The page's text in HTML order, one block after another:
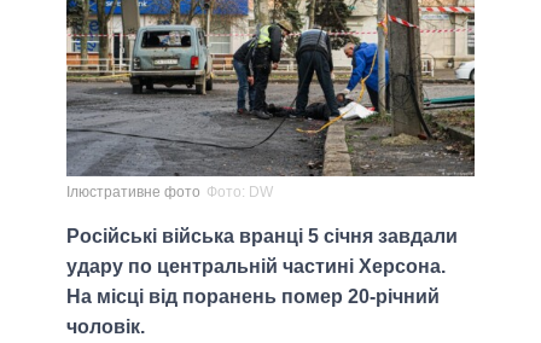
Ілюстративне фото Фото: DW
Російські війська вранці 5 січня завдали
удару по центральній частині Херсона.
На місці від поранень помер 20-річний
чоловік.